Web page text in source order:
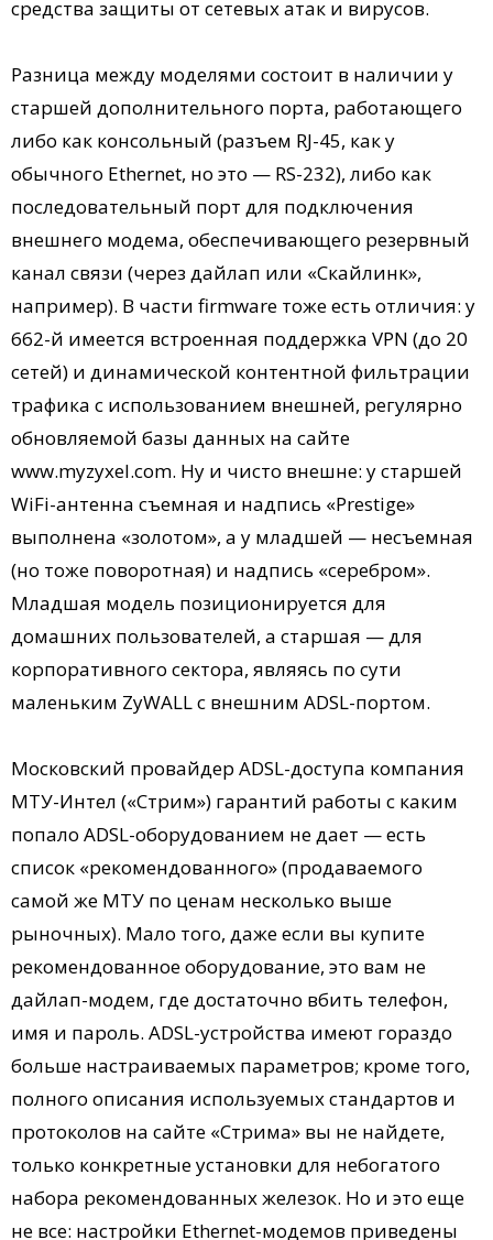
средства защиты от сетевых атак и вирусов.
Разница между моделями состоит в наличии у
старшей дополнительного порта, работающего
либо как консольный (разъем RJ-45, как у
обычного Ethernet, но это — RS-232), либо как
последовательный порт для подключения
внешнего модема, обеспечивающего резервный
канал связи (через дайлап или «Скайлинк»,
например). В части firmware тоже есть отличия: у
662-й имеется встроенная поддержка VPN (до 20
сетей) и динамической контентной фильтрации
трафика с использованием внешней, регулярно
обновляемой базы данных на сайте
www.myzyxel.com. Ну и чисто внешне: у старшей
WiFi-антенна съемная и надпись «Prestige»
выполнена «золотом», а у младшей — несъемная
(но тоже поворотная) и надпись «серебром».
Младшая модель позиционируется для
домашних пользователей, а старшая — для
корпоративного сектора, являясь по сути
маленьким ZyWALL с внешним ADSL-портом.
Московский провайдер ADSL-доступа компания
МТУ-Интел («Стрим») гарантий работы с каким
попало ADSL-оборудованием не дает — есть
список «рекомендованного» (продаваемого
самой же МТУ по ценам несколько выше
рыночных). Мало того, даже если вы купите
рекомендованное оборудование, это вам не
дайлап-модем, где достаточно вбить телефон,
имя и пароль. ADSL-устройства имеют гораздо
больше настраиваемых параметров; кроме того,
полного описания используемых стандартов и
протоколов на сайте «Стрима» вы не найдете,
только конкретные установки для небогатого
набора рекомендованных железок. Но и это еще
не все: настройки Ethernet-модемов приведены